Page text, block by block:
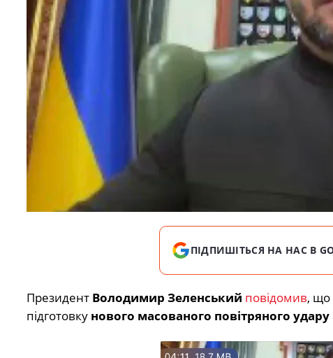
ПІДПИШІТЬСЯ НА НАС В
Президент Володимир Зеленський повідомив, що
підготовку нового масованого повітряного удару